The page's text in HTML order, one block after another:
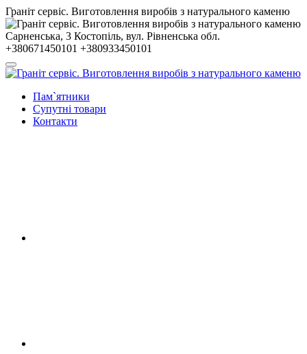
Гранiт сервiс. Виготовлення виробів з натурального каменю
Сарненська, 3 Костопiль, вул. Рiвненська обл.
+380671450101 +380933450101
Пам`ятники
Супутні товари
Контакти